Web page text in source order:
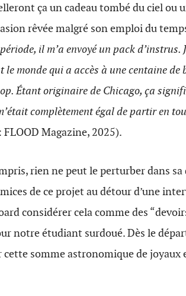
ça un cadeau tombé du ciel ou
rêvée malgré son emploi du
il m’a envoyé un pack d’instrus.
le monde qui a accès à une centaine
Étant originaire de Chicago, ça
complètement égal de partir en
FLOOD Magazine, 2025).
rien ne peut le perturber dans
de ce projet au détour d’une
considérer cela comme des
notre étudiant surdoué.Dès le
somme astronomique de joyaux